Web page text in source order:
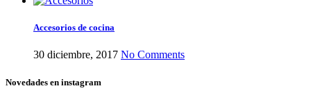
Accesorios de cocina
30 diciembre, 2017 No Comments
Novedades en instagram